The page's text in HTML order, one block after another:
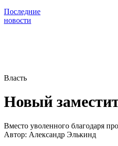
Последние
новости
Власть
Новый
Вместо уволенного благодаря
Автор: Александр Элькинд